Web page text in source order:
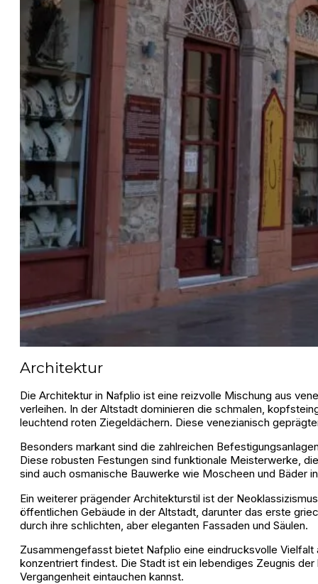
Architektur
Die Architektur in Nafplio ist eine reizvolle Mischung aus
verleihen. In der Altstadt dominieren die schmalen,
leuchtend roten Ziegeldächern. Diese venezianisch
Besonders markant sind die zahlreichen
Diese robusten Festungen sind funktionale Meisterwerke,
sind auch osmanische Bauwerke wie Moscheen und Bäder
Ein weiterer prägender Architekturstil ist der
öffentlichen Gebäude in der Altstadt, darunter das erste
durch ihre schlichten, aber eleganten Fassaden und Säulen.
Zusammengefasst bietet Nafplio eine eindrucksvolle
konzentriert findest. Die Stadt ist ein lebendiges Zeugnis
Vergangenheit eintauchen kannst.